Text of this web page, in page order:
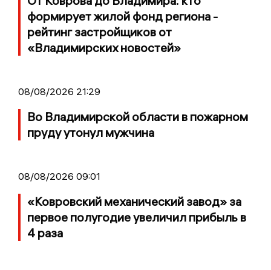
формирует жилой фонд региона -
рейтинг застройщиков от
«Владимирских новостей»
08/08/2026 21:29
Во Владимирской области в пожарном
пруду утонул мужчина
08/08/2026 09:01
«Ковровский механический завод» за
первое полугодие увеличил прибыль в
4 раза